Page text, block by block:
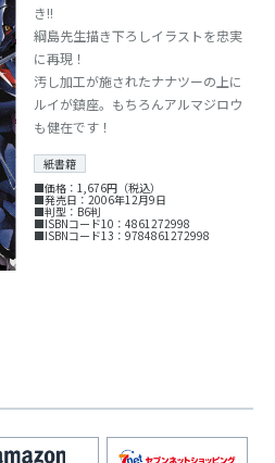
き!!
綱島先生描き下ろしイラストを忠実
に再現！
汚し加工が施されたナナツーの上に
ルイが鎮座。もちろんアルマジロウ
も健在です！
紙書籍
■価格：1,676円（税込）
■発売日：2006年12月9日
■判型：B6判
■ISBNコード10：4861272998
■ISBNコード13：9784861272998